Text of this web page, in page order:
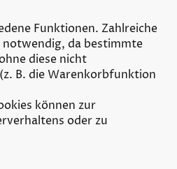
Funktionen. Zahlreiche
notwendig, da bestimmte
diese nicht
B. die Warenkorbfunktion
können zur
oder zu